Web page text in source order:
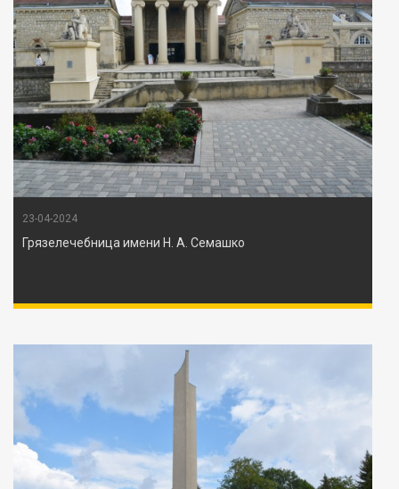
23-04-2024
Грязелечебница имени Н. А. Семашко